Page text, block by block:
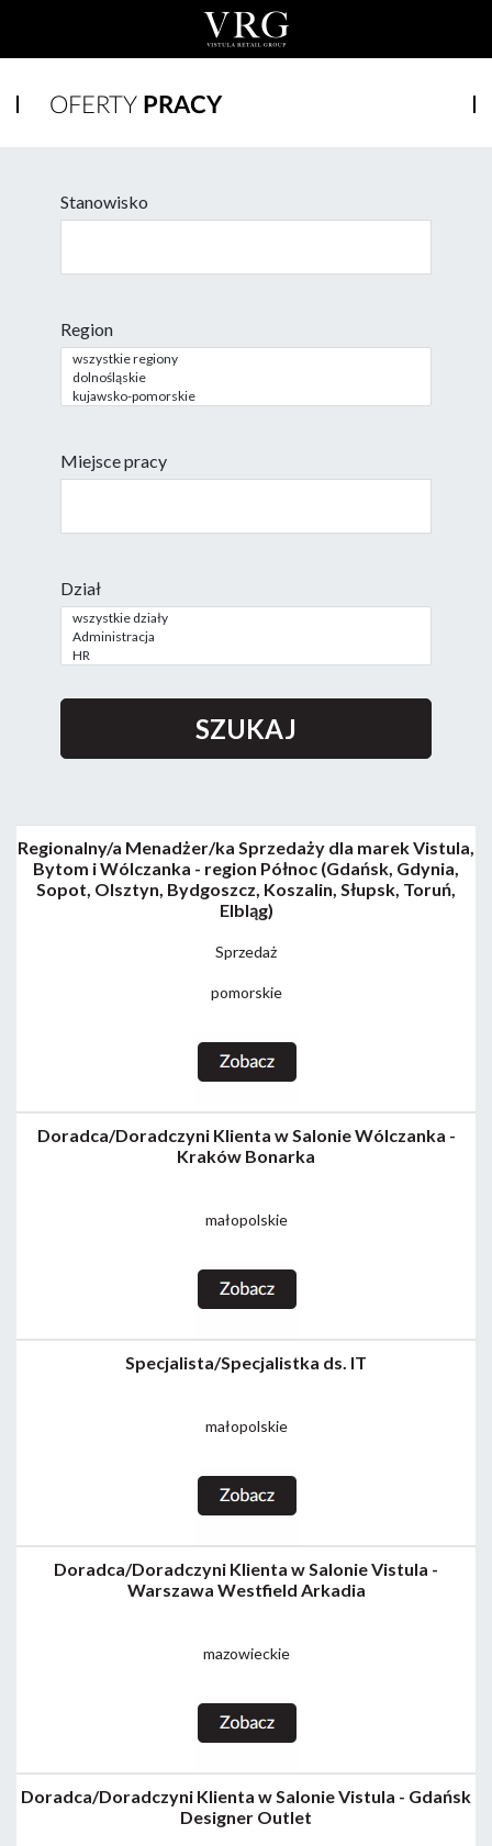
OFERTY PRACY
Stanowisko
Region
Miejsce pracy
Dział
Regionalny/a Menadżer/ka Sprzedaży dla marek Vistula,
Bytom i Wólczanka - region Północ (Gdańsk, Gdynia,
Sopot, Olsztyn, Bydgoszcz, Koszalin, Słupsk, Toruń,
Elbląg)
Sprzedaż
pomorskie
Doradca/Doradczyni Klienta w Salonie Wólczanka -
Kraków Bonarka
małopolskie
Specjalista/Specjalistka ds. IT
małopolskie
Doradca/Doradczyni Klienta w Salonie Vistula -
Warszawa Westfield Arkadia
mazowieckie
Doradca/Doradczyni Klienta w Salonie Vistula - Gdańsk
Designer Outlet